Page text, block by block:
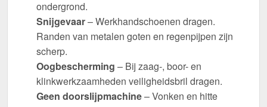
ondergrond.
Snijgevaar– Werkhandschoenen dragen.
Randen van metalen goten en regenpijpen zijn
scherp.
Oogbescherming – Bij zaag-, boor- en
klinkwerkzaamheden veiligheidsbril dragen.
Geen doorslijpmachine– Vonken en hitte